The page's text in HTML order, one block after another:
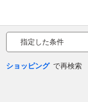
指定した条件
ショッピング